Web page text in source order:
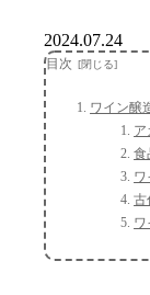
2024.07.24
目次
ワイン醸
ア
食
ワ
古
ワ